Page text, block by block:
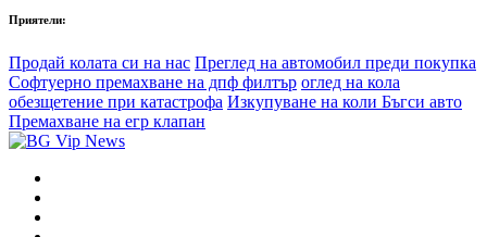
Приятели:
Продай колата си на нас Преглед на автомобил преди покупка
Софтуерно премахване на дпф филтър оглед на кола
обезщетение при катастрофа Изкупуване на коли Бъгси авто
Премахване на егр клапан